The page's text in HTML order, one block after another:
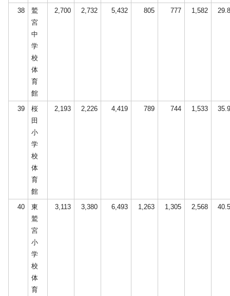
38
鷲
宮
中
学
校
体
育
館
2,700 2,732 5,432 805 777 1,582
39
桜
田
小
学
校
体
育
館
2,193 2,226 4,419 789 744 1,533
40
東
鷲
宮
小
学
校
体
育
3,113 3,380 6,493 1,263 1,305 2,568